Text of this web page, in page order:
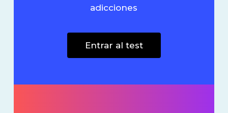
adicciones
Entrar al test